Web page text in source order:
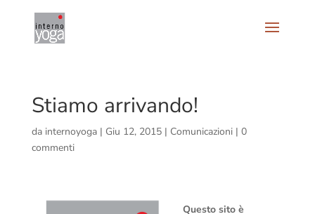
Stiamo arrivando!
da internoyoga| Giu 12, 2015| Comunicazioni| 0
commenti
Questo sito è